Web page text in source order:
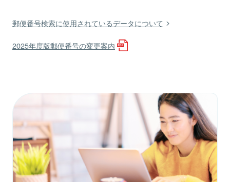
郵便番号検索に使用されているデータについて
2025年度版郵便番号の変更案内